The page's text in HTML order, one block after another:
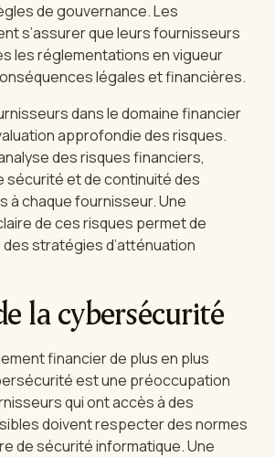
de gouvernance. Les
s’assurer que leurs fournisseurs
les réglementations en vigueur
légales et financières.
dans le domaine financier
approfondie des risques.
des risques financiers,
sécurité et de continuité des
à chaque fournisseur. Une
de ces risques permet de
stratégies d’atténuation
la cybersécurité
financier de plus en plus
est une préoccupation
qui ont accès à des
doivent respecter des normes
de sécurité informatique. Une